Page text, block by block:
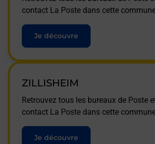
contact La Poste dans cette
Je découvre
ZILLISHEIM
Retrouvez tous les bureaux de Poste
contact La Poste dans cette
Je découvre